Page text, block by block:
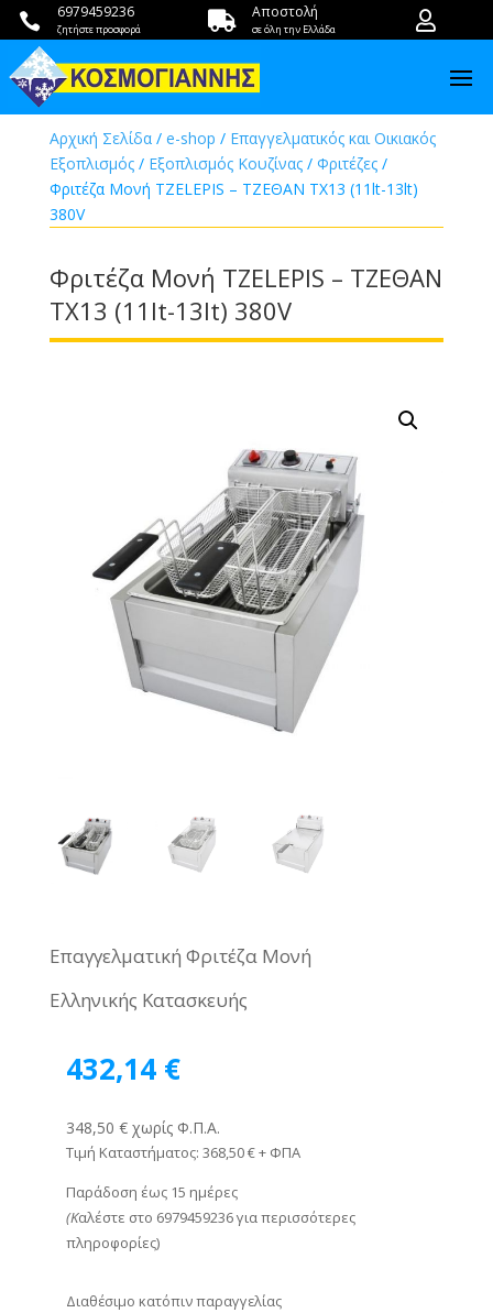
 6979459236
ζητήστε προσφορά  Αποστολή
σε όλη την Ελλάδα 
Αρχική Σελίδα/ e-shop / Επαγγελματικός και Οικιακός
Εξοπλισμός/ Εξοπλισμός Κουζίνας/ Φριτέζες/
Φριτέζα Μονή TZELEPIS – ΤΖΕΘΑΝ TX13 (11lt-13lt)
380V
Φριτέζα Μονή TZELEPIS – ΤΖΕΘΑΝ
TX13 (11lt-13lt) 380V
Επαγγελματική Φριτέζα Μονή
Ελληνικής Κατασκευής
432,14 €
348,50 € χωρίς Φ.Π.Α.
Τιμή Καταστήματος: 368,50 € + ΦΠΑ
Παράδοση έως 15 ημέρες
(Καλέστε στο 6979459236 για περισσότερες
πληροφορίες)
Διαθέσιμο κατόπιν παραγγελίας